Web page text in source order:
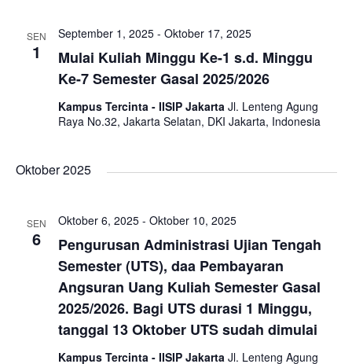
r
h
a
d
V
i
e
g
SEN
1
Mulai Kuliah Minggu Ke-1 s.d. Minggu
Ke-7 Semester Gasal 2025/2026
September 1, 2025- Oktober 17, 2025
Kampus Tercinta - IISIP Jakarta Jl. Lenteng Agung
Raya No.32, Jakarta Selatan, DKI Jakarta, Indonesia
Oktober 2025
SEN
6
Pengurusan Administrasi Ujian Tengah
Semester (UTS), daa Pembayaran
Angsuran Uang Kuliah Semester Gasal
2025/2026. Bagi UTS durasi 1 Minggu,
tanggal 13 Oktober UTS sudah dimulai
Oktober 6, 2025- Oktober 10, 2025
Kampus Tercinta - IISIP Jakarta Jl. Lenteng Agung